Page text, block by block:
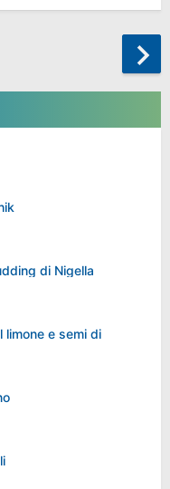
di Nigella
limone e semi di